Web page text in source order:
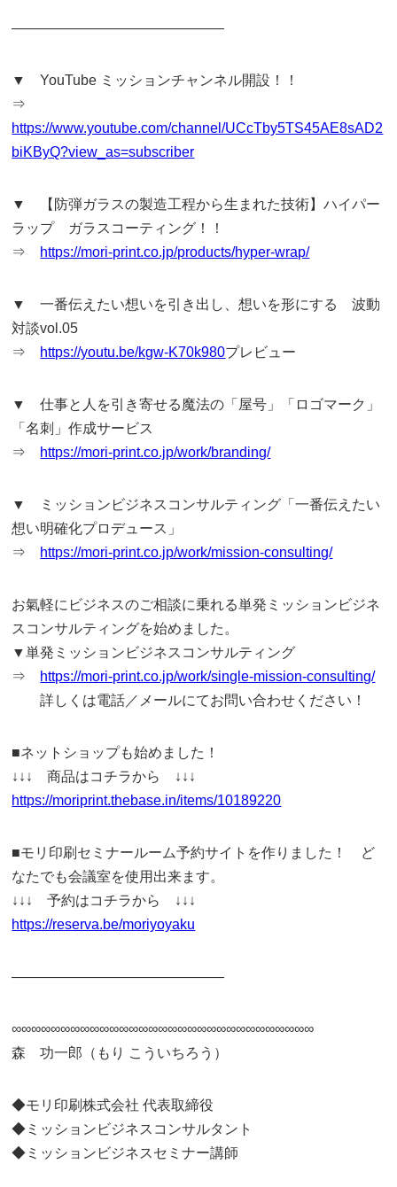
———————————————
▼ YouTube ミッションチャンネル開設！！
⇒
https://www.youtube.com/channel/UCcTby5TS45AE8sAD2
biKByQ?view_as=subscriber
▼ 【防弾ガラスの製造工程から生まれた技術】ハイパー
ラップ ガラスコーティング！！
⇒ https://mori-print.co.jp/products/hyper-wrap/
▼ 一番伝えたい想いを引き出し、想いを形にする 波動
対談vol.05
⇒ https://youtu.be/kgw-K70k980プレビュー
▼ 仕事と人を引き寄せる魔法の「屋号」「ロゴマーク」
「名刺」作成サービス
⇒ https://mori-print.co.jp/work/branding/
▼ ミッションビジネスコンサルティング「一番伝えたい
想い明確化プロデュース」
⇒ https://mori-print.co.jp/work/mission-consulting/
お氣軽にビジネスのご相談に乗れる単発ミッションビジネ
スコンサルティングを始めました。
▼単発ミッションビジネスコンサルティング
⇒ https://mori-print.co.jp/work/single-mission-consulting/
詳しくは電話／メールにてお問い合わせください！
■ネットショップも始めました！
↓↓↓ 商品はコチラから ↓↓↓
https://moriprint.thebase.in/items/10189220
■モリ印刷セミナールーム予約サイトを作りました！ ど
なたでも会議室を使用出来ます。
↓↓↓ 予約はコチラから ↓↓↓
https://reserva.be/moriyoyaku
———————————————
∞∞∞∞∞∞∞∞∞∞∞∞∞∞∞∞∞∞∞∞∞∞∞∞∞∞∞∞∞∞∞
森 功一郎（もり こういちろう）
◆モリ印刷株式会社 代表取締役
◆ミッションビジネスコンサルタント
◆ミッションビジネスセミナー講師